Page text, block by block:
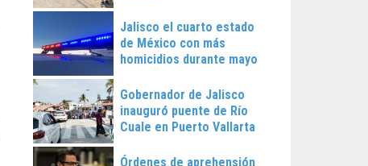
Jalisco el cuarto estado
de México con más
homicidios durante mayo
Gobernador de Jalisco
inauguró puente de Río
Cuale en Puerto Vallarta
Órdenes de aprehensión